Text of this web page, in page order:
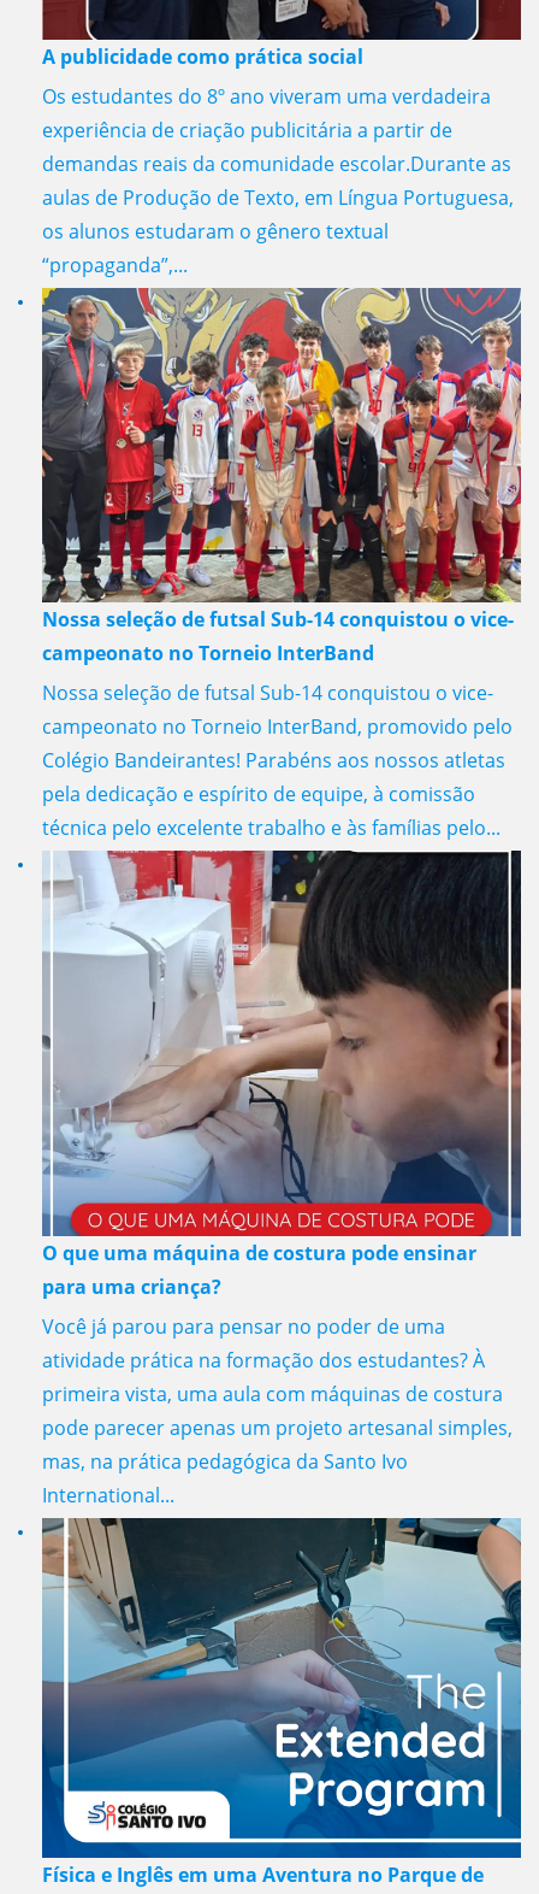
A publicidade como prática social
Os estudantes do 8º ano viveram uma verdadeira
experiência de criação publicitária a partir de
demandas reais da comunidade escolar.Durante as
aulas de Produção de Texto, em Língua Portuguesa,
os alunos estudaram o gênero textual
“propaganda”,...
Nossa seleção de futsal Sub-14 conquistou o vice-
campeonato no Torneio InterBand
Nossa seleção de futsal Sub-14 conquistou o vice-
campeonato no Torneio InterBand, promovido pelo
Colégio Bandeirantes! Parabéns aos nossos atletas
pela dedicação e espírito de equipe, à comissão
técnica pelo excelente trabalho e às famílias pelo...
O que uma máquina de costura pode ensinar
para uma criança?
Você já parou para pensar no poder de uma
atividade prática na formação dos estudantes? À
primeira vista, uma aula com máquinas de costura
pode parecer apenas um projeto artesanal simples,
mas, na prática pedagógica da Santo Ivo
International...
Física e Inglês em uma Aventura no Parque de